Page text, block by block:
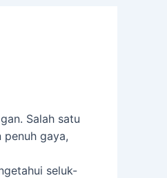
Salah satu
gaya,
seluk-